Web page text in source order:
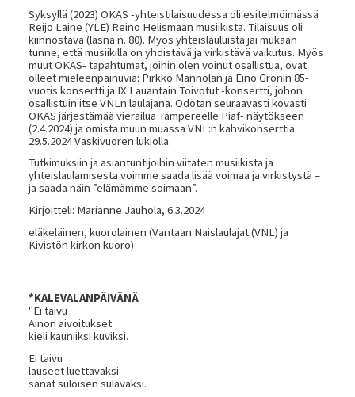
Syksyllä (2023) OKAS -yhteistilaisuudessa oli esitelmöimässä
Reijo Laine (YLE) Reino Helismaan musiikista. Tilaisuus oli
kiinnostava (läsnä n. 80). Myös yhteislauluista jäi mukaan
tunne, että musiikilla on yhdistävä ja virkistävä vaikutus. Myös
muut OKAS- tapahtumat, joihin olen voinut osallistua, ovat
olleet mieleenpainuvia: Pirkko Mannolan ja Eino Grönin 85-
vuotis konsertti ja IX Lauantain Toivotut -konsertti, johon
osallistuin itse VNLn laulajana. Odotan seuraavasti kovasti
OKAS järjestämää vierailua Tampereelle Piaf- näytökseen
(2.4.2024) ja omista muun muassa VNL:n kahvikonserttia
29.5.2024 Vaskivuoren lukiolla.
Tutkimuksiin ja asiantuntijoihin viitaten musiikista ja
yhteislaulamisesta voimme saada lisää voimaa ja virkistystä –
ja saada näin ”elämämme soimaan”.
Kirjoitteli: Marianne Jauhola, 6.3.2024
eläkeläinen, kuorolainen (Vantaan Naislaulajat (VNL) ja
Kivistön kirkon kuoro)
*KALEVALANPÄIVÄNÄ
"Ei taivu
Ainon aivoitukset
kieli kauniiksi kuviksi.
Ei taivu
lauseet luettavaksi
sanat suloisen sulavaksi.